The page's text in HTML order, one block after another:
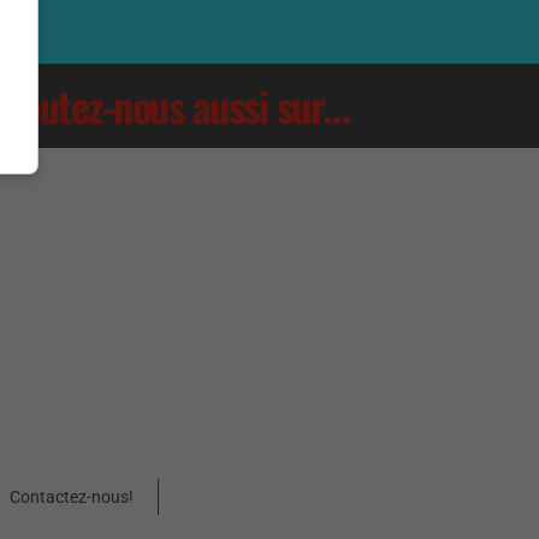
Écoutez-nous aussi sur…
Contactez-nous!